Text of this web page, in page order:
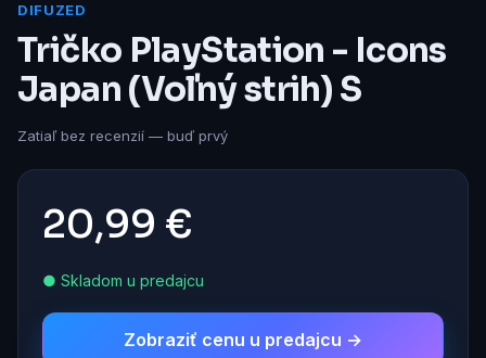
DIFUZED
Tričko PlayStation - Icons
Japan (Voľný strih) S
Zatiaľ bez recenzií — buď prvý
20,99 €
● Skladom u predajcu
Zobraziť cenu u predajcu →